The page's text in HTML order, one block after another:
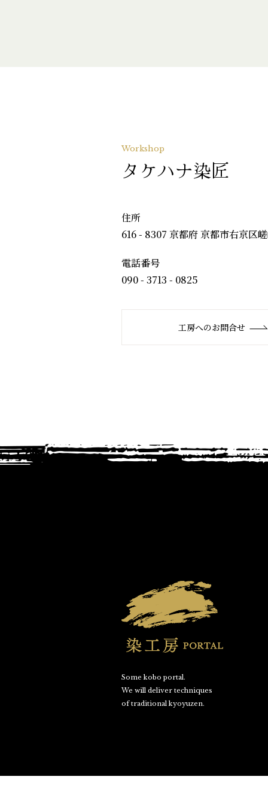
Workshop
タケハナ染匠
住所
616 - 8307 京都府 京都市右京区
電話番号
090 - 3713 - 0825
工房へのお問合せ
Some kobo portal.
We will deliver techniques
of traditional kyoyuzen.